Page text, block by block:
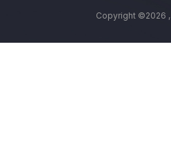
Copyright ©2026 ,